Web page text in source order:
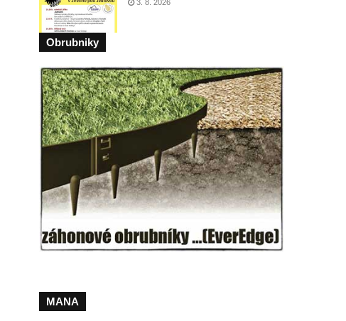
3. 8. 2026
Obrubniky
MANA